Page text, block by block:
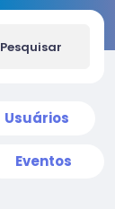
Pesquisar
Usuários
Eventos